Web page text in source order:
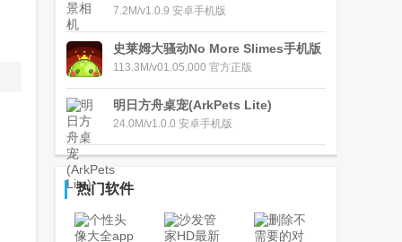
7.2M/v1.0.9 安卓手机版
史莱姆大骚动No More Slimes手机版
113.3M/v01.05.000 官方正版
明日方舟桌宠(ArkPets Lite)
24.0M/v1.0.0 安卓手机版
热门软件